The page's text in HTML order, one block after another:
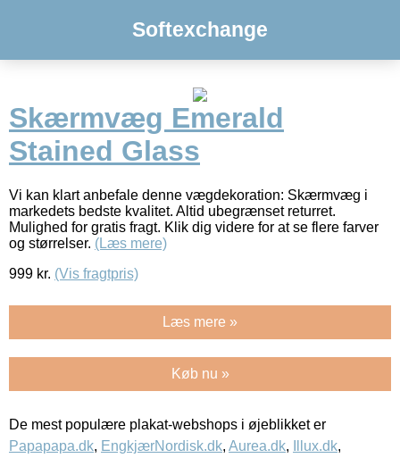
Softexchange
Skærmvæg Emerald
Stained Glass
Vi kan klart anbefale denne vægdekoration: Skærmvæg i
markedets bedste kvalitet. Altid ubegrænset returret.
Mulighed for gratis fragt. Klik dig videre for at se flere farver
og størrelser. (Læs mere)
999 kr. (Vis fragtpris)
Læs mere »
Køb nu »
De mest populære plakat-webshops i øjeblikket er
Papapapa.dk, EngkjærNordisk.dk, Aurea.dk, Illux.dk,